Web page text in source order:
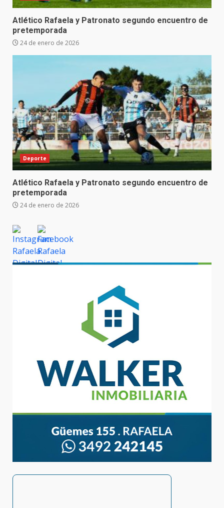
Atlético Rafaela y Patronato segundo encuentro de
pretemporada
24 de enero de 2026
Deporte
Atlético Rafaela y Patronato segundo encuentro de
pretemporada
24 de enero de 2026